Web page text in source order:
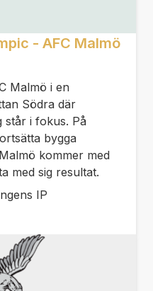
- AFC Malmö
Malmö i en
Södra där
står i fokus. På
bygga
kommer med
med sig resultat.
IP